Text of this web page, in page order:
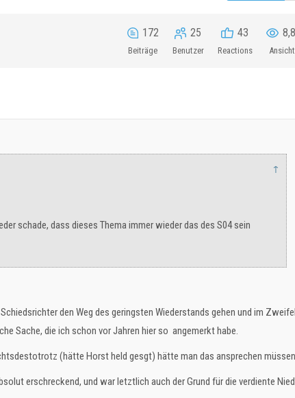
172
Beiträge
25
Benutzer
43
Reactions
↑
schade, dass dieses Thema immer wieder das des S04 sein
den Weg des geringsten Wiederstands gehen und im
Sache, die ich schon vor Jahren hier so angemerkt habe.
(hätte Horst held gesgt) hätte man das ansprechen
erschreckend, und war letztlich auch der Grund für die verdiente